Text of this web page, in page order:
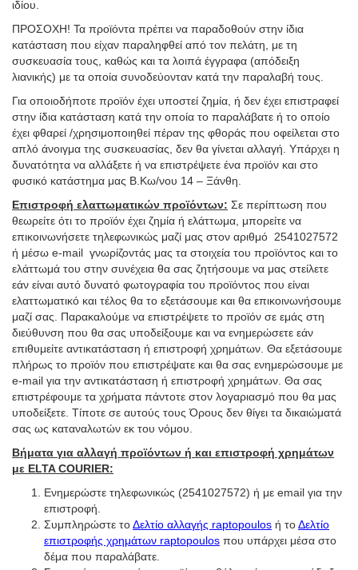
ιδίου.
ΠΡΟΣΟΧΗ! Τα προϊόντα πρέπει να παραδοθούν στην ίδια
κατάσταση που είχαν παραληφθεί από τον πελάτη, με τη
συσκευασία τους, καθώς και τα λοιπά έγγραφα (απόδειξη
λιανικής) με τα οποία συνοδεύονταν κατά την παραλαβή τους.
Για οποιοδήποτε προϊόν έχει υποστεί ζημία, ή δεν έχει επιστραφεί
στην ίδια κατάσταση κατά την οποία το παραλάβατε ή το οποίο
έχει φθαρεί /χρησιμοποιηθεί πέραν της φθοράς που οφείλεται στο
απλό άνοιγμα της συσκευασίας, δεν θα γίνεται αλλαγή. Υπάρχει η
δυνατότητα να αλλάξετε ή να επιστρέψετε ένα προϊόν και στο
φυσικό κατάστημα μας Β.Κω/νου 14 – Ξάνθη.
Επιστροφή ελαττωματικών προϊόντων: Σε περίπτωση που
θεωρείτε ότι το προϊόν έχει ζημία ή ελάττωμα, μπορείτε να
επικοινωνήσετε τηλεφωνικώς μαζί μας στον αριθμό 2541027572
ή μέσω e-mail γνωρίζοντάς μας τα στοιχεία του προϊόντος και το
ελάττωμά του στην συνέχεια θα σας ζητήσουμε να μας στείλετε
εάν είναι αυτό δυνατό φωτογραφία του προϊόντος που είναι
ελαττωματικό και τέλος θα το εξετάσουμε και θα επικοινωνήσουμε
μαζί σας. Παρακαλούμε να επιστρέψετε το προϊόν σε εμάς στη
διεύθυνση που θα σας υποδείξουμε και να ενημερώσετε εάν
επιθυμείτε αντικατάσταση ή επιστροφή χρημάτων. Θα εξετάσουμε
πλήρως το προϊόν που επιστρέψατε και θα σας ενημερώσουμε με
e-mail για την αντικατάσταση ή επιστροφή χρημάτων. Θα σας
επιστρέφουμε τα χρήματα πάντοτε στον λογαριασμό που θα μας
υποδείξετε. Τίποτε σε αυτούς τους Όρους δεν θίγει τα δικαιώματά
σας ως καταναλωτών εκ του νόμου.
Βήματα για αλλαγή προϊόντων ή και επιστροφή χρημάτων
με ELTA COURIER:
Ενημερώστε τηλεφωνικώς (2541027572) ή με email για την
επιστροφή.
Συμπληρώστε τοΔελτίο αλλαγής raptopoulos ή τοΔελτίο
επιστροφής χρημάτων raptopoulos που υπάρχει μέσα στο
δέμα που παραλάβατε.